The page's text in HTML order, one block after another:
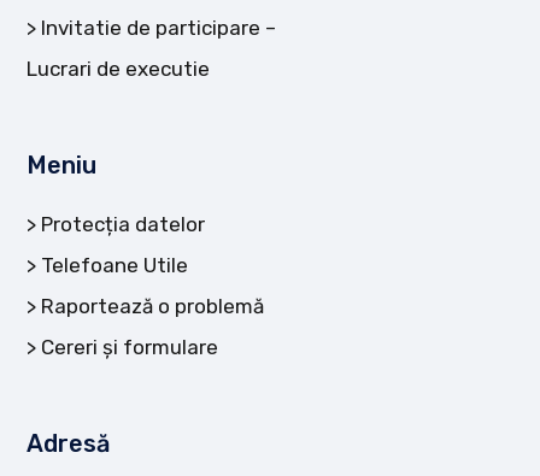
Invitatie de participare –
Lucrari de executie
Meniu
Protecția datelor
Telefoane Utile
Raportează o problemă
Cereri și formulare
Adresă